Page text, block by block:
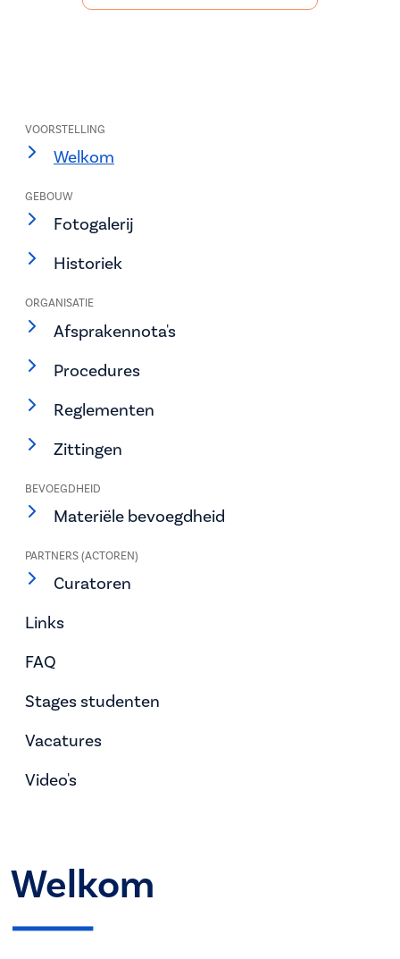
VOORSTELLING
Welkom
GEBOUW
Fotogalerij
Historiek
ORGANISATIE
Afsprakennota's
Procedures
Reglementen
Zittingen
BEVOEGDHEID
Materiële bevoegdheid
PARTNERS (ACTOREN)
Curatoren
Links
FAQ
Stages studenten
Vacatures
Video's
Welkom